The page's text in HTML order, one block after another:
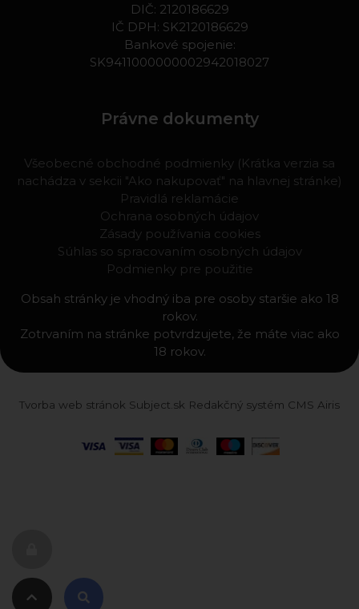
DIČ: 2120186629
IČ DPH: SK2120186629
Bankové spojenie:
SK9411000000002942018027
Právne dokumenty
Všeobecné obchodné podmienky (Krátka verzia sa
nachádza v sekcii "Ako nakupovať" na hlavnej stránke)
Pravidlá reklamácie
Ochrana osobných údajov
Zásady používania cookies
Súhlas so spracovaním osobných údajov
Podmienky pre použitie
Obsah stránky je vhodný iba pre osoby staršie ako 18
rokov.
Zotrvaním na stránke potvrdzujete, že máte viac ako
18 rokov.
Tvorba web stránok Subject.sk Redakčný systém CMS Airis